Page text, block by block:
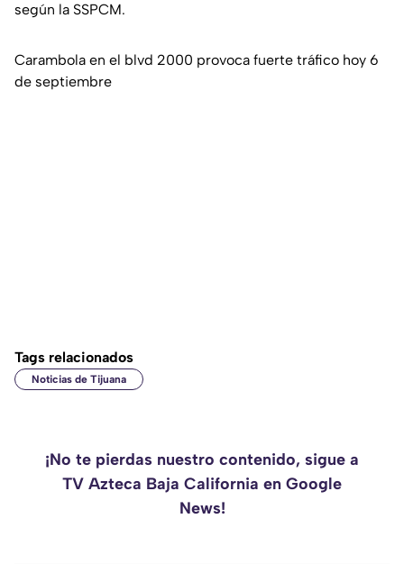
según la SSPCM.
Carambola en el blvd 2000 provoca fuerte tráfico hoy 6
de septiembre
Tags relacionados
Noticias de Tijuana
¡No te pierdas nuestro contenido, sigue a
TV Azteca Baja California en Google
News!